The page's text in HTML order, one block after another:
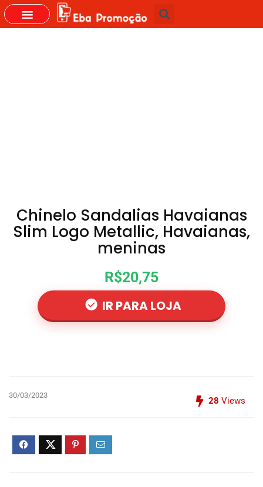
Chinelo Sandalias Havaianas
Slim Logo Metallic, Havaianas,
meninas
R$20,75
IR PARA LOJA
30/03/2023
28 Views